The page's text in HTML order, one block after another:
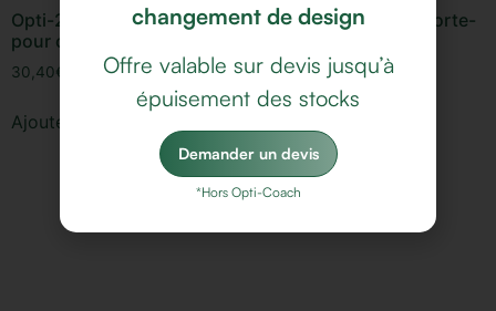
Opti-2 : le rehausseur
pour ordinateur portable
30,40€
Ajouter au panier
Opti-1 Premium : le porte-
29,40€
changement de design
Offre valable sur devis jusqu’à
épuisement des stocks
Demander un devis
*Hors Opti-Coach